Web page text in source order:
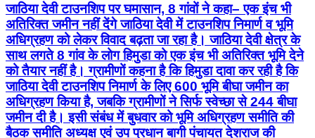
जाठिया देवी टाउनशिप पर घमासान, 8 गांवों ने कहा– एक इंच भी
अतिरिक्त जमीन नहीं देंगे जाठिया देवी में टाउनशिप निमार्ण व भूमि
अधिग्रहण को लेकर विवाद बढ़ता जा रहा है। जाठिया देवी क्षेत्र के
साथ लगते 8 गांव के लोग हिमुडा को एक इंच भी अतिरिक्त भूमि देने
को तैयार नहीं है। ग्रामीणों कहना है कि हिमुडा दावा कर रही है कि
जाठिया देवी टाउनशिप निमार्ण के लिए 600 भूमि बीघा जमीन का
अधिग्रहण किया है, जबकि ग्रामीणों ने सिर्फ स्वेच्छा से 244 बीघा
जमीन दी है। इसी संबंध में बुधवार को भूमि अधिग्रहण समीति की
बैठक समीति अध्यक्ष एवं उप प्रधान बागी पंचायत देशराज की